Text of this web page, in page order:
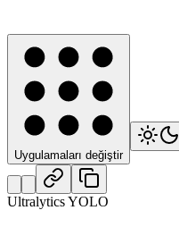
Uygulamaları değiştir
Ultralytics YOLO